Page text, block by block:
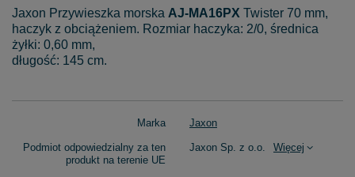
Jaxon Przywieszka morska AJ-MA16PX Twister 70 mm,
haczyk z obciążeniem. Rozmiar haczyka: 2/0, średnica
żyłki: 0,60 mm,
długość: 145 cm.
Marka Jaxon
Podmiot odpowiedzialny za ten
produkt na terenie UE
Jaxon Sp. z o.o. Więcej